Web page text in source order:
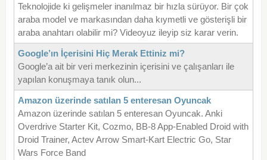
Teknolojide ki gelişmeler inanılmaz bir hızla sürüyor. Bir çok
araba model ve markasından daha kıymetli ve gösterişli bir
araba anahtarı olabilir mi? Videoyuz ileyip siz karar verin.
Google’ın İçerisini Hiç Merak Ettiniz mi?
Google’a ait bir veri merkezinin içerisini ve çalışanları ile
yapılan konuşmaya tanık olun...
Amazon üzerinde satılan 5 enteresan Oyuncak
Amazon üzerinde satılan 5 enteresan Oyuncak. Anki
Overdrive Starter Kit, Cozmo, BB-8 App-Enabled Droid with
Droid Trainer, Actev Arrow Smart-Kart Electric Go, Star
Wars Force Band